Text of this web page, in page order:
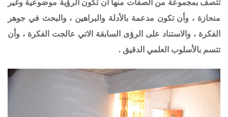
تتصف بمجموعة من الصفات منها أن تكون الرؤية موضوعية وغير
منحازة ، وأن تكون مدعمة بالأدلة والبراهين ، والبحث في جوهر
الفكرة ، والاستناد على الرؤى السابقة الاتي عالجت الفكرة ، وأن
تتسم بالأسلوب العلمي الدقيق .